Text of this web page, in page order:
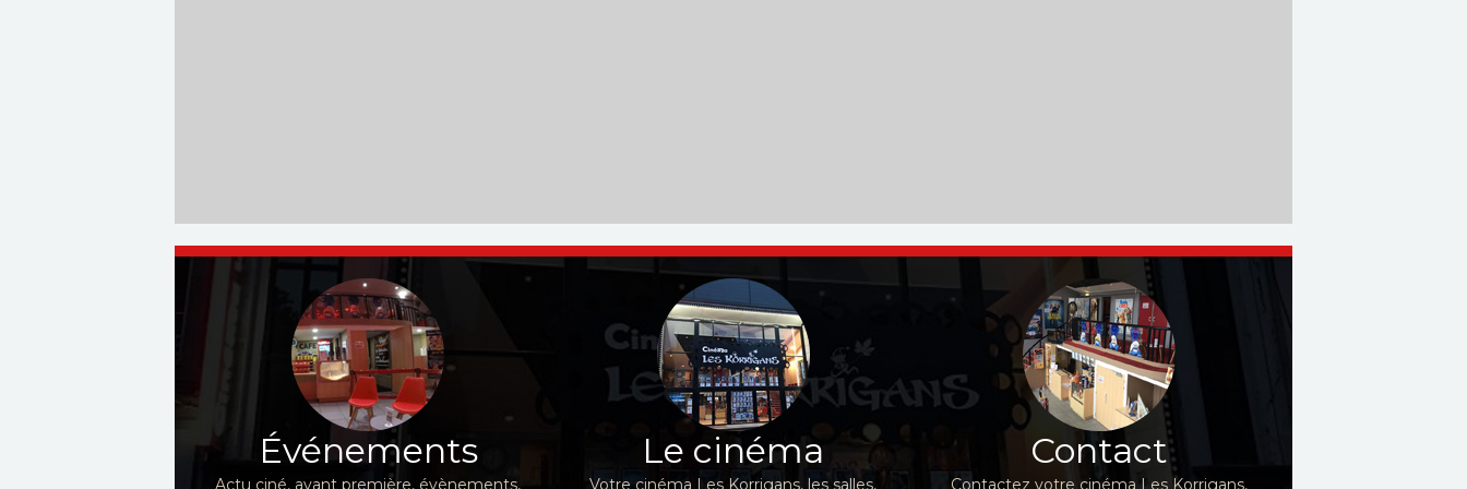
Événements
Actu ciné, avant première, évènements,
Le cinéma
Votre cinéma Les Korrigans, les salles,
Contact
Contactez votre cinéma Les Korrigans,